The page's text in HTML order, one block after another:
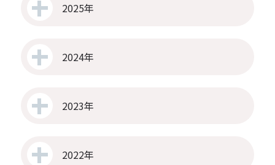
2025年
2024年
2023年
2022年